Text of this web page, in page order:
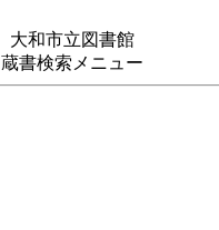
大和市立図書館
蔵書検索メニュー